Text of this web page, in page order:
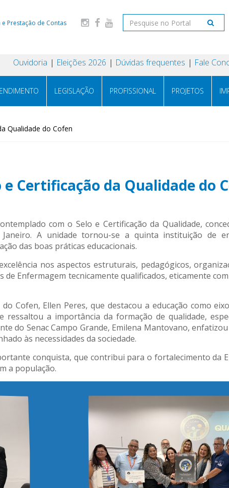
Prestação de Contas
Ouvidoria Eleições 2026 Dúvidas frequentes Fale
LEGISLAÇÃO PROFISSIONAL PROJETOS
Qualidade do Cofen
e Certificação da Qualidade do
com o Selo e Certificação da Qualidade,
A unidade tornou-se a quinta instituição de
das boas práticas educacionais.
nos aspectos estruturais, pedagógicos,
Enfermagem tecnicamente qualificados, eticamente
Cofen, Ellen Peres, que destacou a educação como
a importância da formação de qualidade,
do Senac Campo Grande, Emilena Mantovano,
às necessidades da sociedade.
conquista, que contribui para o fortalecimento da
a população.